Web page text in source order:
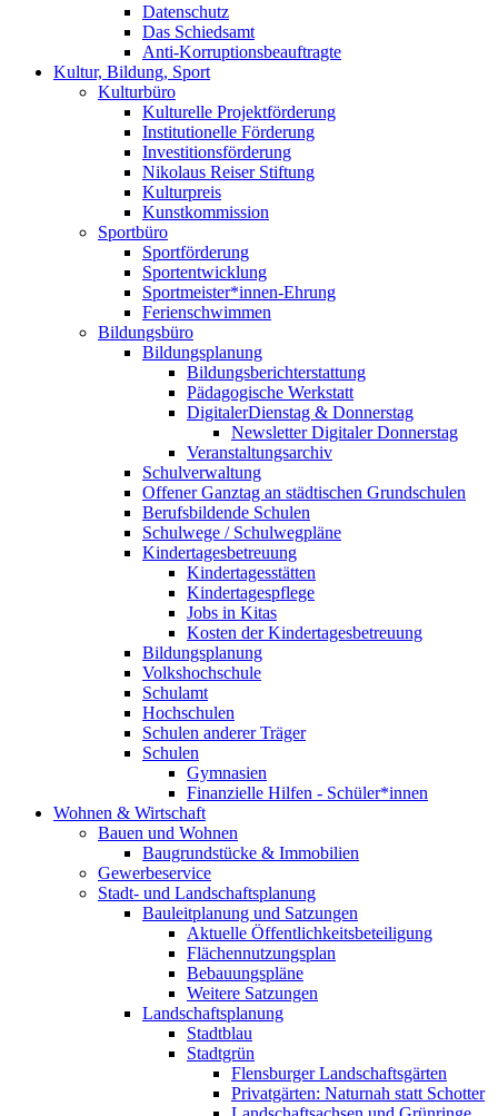
Datenschutz
Das Schiedsamt
Anti-Korruptionsbeauftragte
Kultur, Bildung, Sport
Kulturbüro
Kulturelle Projektförderung
Institutionelle Förderung
Investitionsförderung
Nikolaus Reiser Stiftung
Kulturpreis
Kunstkommission
Sportbüro
Sportförderung
Sportentwicklung
Sportmeister*innen-Ehrung
Ferienschwimmen
Bildungsbüro
Bildungsplanung
Bildungsberichterstattung
Pädagogische Werkstatt
DigitalerDienstag & Donnerstag
Newsletter Digitaler Donnerstag
Veranstaltungsarchiv
Schulverwaltung
Offener Ganztag an städtischen Grundschulen
Berufsbildende Schulen
Schulwege / Schulwegpläne
Kindertagesbetreuung
Kindertagesstätten
Kindertagespflege
Jobs in Kitas
Kosten der Kindertagesbetreuung
Bildungsplanung
Volkshochschule
Schulamt
Hochschulen
Schulen anderer Träger
Schulen
Gymnasien
Finanzielle Hilfen - Schüler*innen
Wohnen & Wirtschaft
Bauen und Wohnen
Baugrundstücke & Immobilien
Gewerbeservice
Stadt- und Landschaftsplanung
Bauleitplanung und Satzungen
Aktuelle Öffentlichkeitsbeteiligung
Flächennutzungsplan
Bebauungspläne
Weitere Satzungen
Landschaftsplanung
Stadtblau
Stadtgrün
Flensburger Landschaftsgärten
Privatgärten: Naturnah statt Schotter